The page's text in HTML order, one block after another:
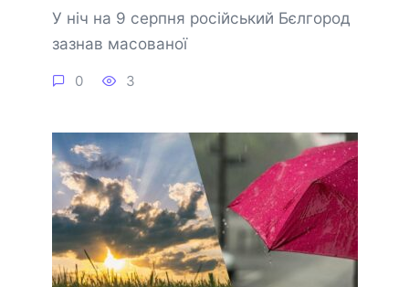
У ніч на 9 серпня російський Бєлгород
зазнав масованої
0 3